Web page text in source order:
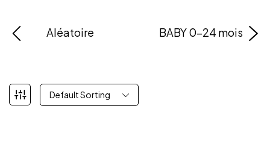
Aléatoire BABY 0-24 mois
Default Sorting